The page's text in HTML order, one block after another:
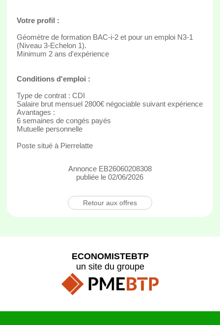
Votre profil :
Géomètre de formation BAC-i-2 et pour un emploi N3-1
(Niveau 3-Echelon 1).
Minimum 2 ans d'expérience
Conditions d'emploi :
Type de contrat : CDI
Salaire brut mensuel 2800€ négociable suivant expérience
Avantages :
6 semaines de congés payés
Mutuelle personnelle
Poste situé à Pierrelatte
Annonce EB26060208308
publiée le 02/06/2026
Retour aux offres
ECONOMISTEBTP
un site du groupe